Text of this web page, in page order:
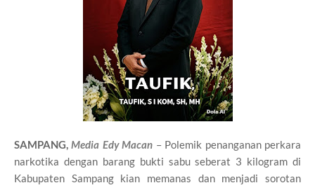
SAMPANG,Media Edy Macan – Polemik penanganan perkara
narkotika dengan barang bukti sabu seberat 3 kilogram di
Kabupaten Sampang kian memanas dan menjadi sorotan